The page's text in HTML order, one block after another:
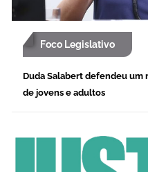
Foco Legislativo
Duda Salabert defendeu um
de jovens e adultos